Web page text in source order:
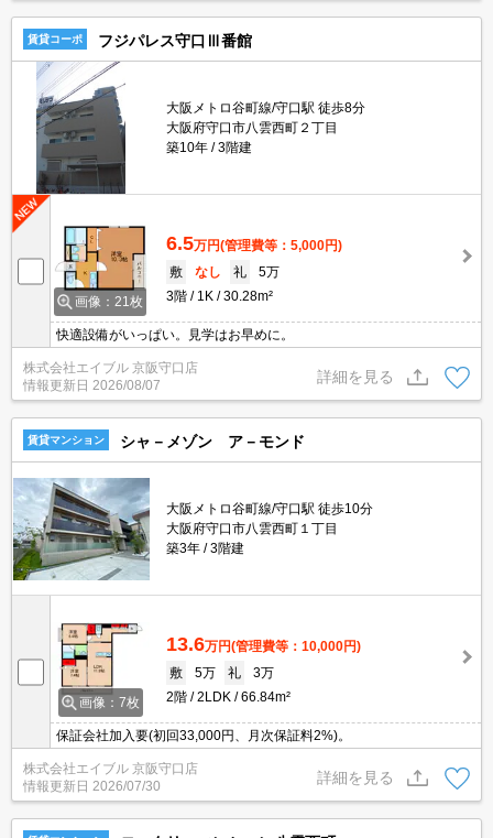
賃貸コーポ フジパレス守口Ⅲ番館
大阪メトロ谷町線/守口駅 徒歩8分
大阪府守口市八雲西町２丁目
築10年
3階建
画像：21枚
6.5万円(管理費等：5,000円)
敷
なし 礼
5万
3階
1K 30.28m²
快適設備がいっぱい。見学はお早めに。
株式会社エイブル 京阪守口店
情報更新日 2026/08/07
詳細を見る
賃貸マンション シャ－メゾン ア－モンド
大阪メトロ谷町線/守口駅 徒歩10分
大阪府守口市八雲西町１丁目
築3年
3階建
画像：7枚
13.6万円(管理費等：10,000円)
敷
5万 礼
3万
2階
2LDK 66.84m²
保証会社加入要(初回33,000円、月次保証料2%)。
株式会社エイブル 京阪守口店
情報更新日 2026/07/30
詳細を見る